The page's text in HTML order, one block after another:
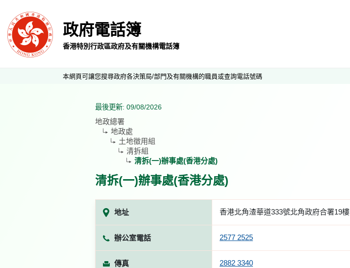
政府電話簿
香港特別行政區政府及有關機構電話簿
本網頁可讓您搜尋政府各決策局/部門及有關機構的職員或查詢電話號碼
最後更新: 09/08/2026
地政總署
地政處
土地徵用組
清拆組
清拆(一)辦事處(香港分處)
清拆(一)辦事處(香港分處)
地址 香港北角渣華道333號北角政府合署19樓
辦公室電話 2577 2525
傳真 2882 3340